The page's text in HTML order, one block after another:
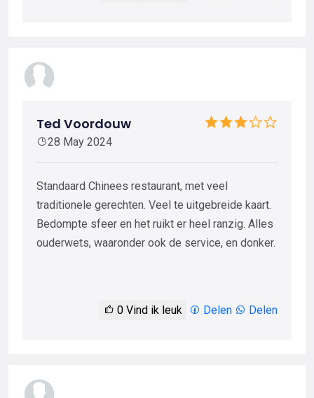
Ted Voordouw
28 May 2024
Standaard Chinees restaurant, met veel
traditionele gerechten. Veel te uitgebreide kaart.
Bedompte sfeer en het ruikt er heel ranzig. Alles
ouderwets, waaronder ook de service, en donker.
0 Vind ik leuk Delen Delen